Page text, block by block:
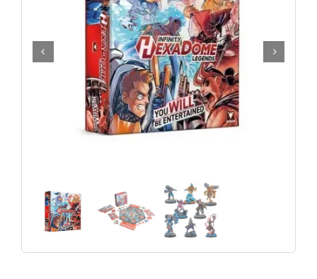
Accesorios y Hobby
Juegos de Mesa
Cartas Coleccionables